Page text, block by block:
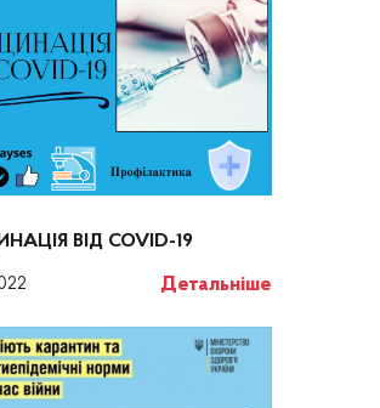
ВІД COVID-19
Детальніше